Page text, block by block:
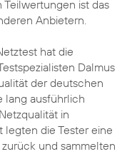
Teilwertungen ist das
Anbietern.
hat die
Dalmus
der deutschen
lang ausführlich
in
legten die Tester eine
und sammelten